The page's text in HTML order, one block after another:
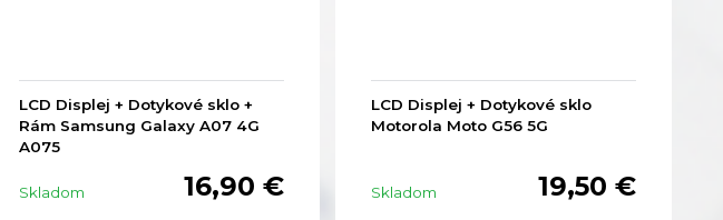
LCD Displej + Dotykové sklo +
Rám Samsung Galaxy A07 4G
A075
16,90 €
Skladom
LCD Displej + Dotykové sklo
Motorola Moto G56 5G
19,50 €
Skladom